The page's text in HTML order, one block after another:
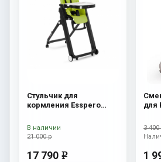
Стульчик для
кормления Esspero
21 000 р
17 790 e
В наличии
для
3 400
1